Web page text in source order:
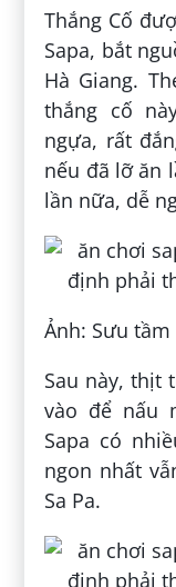
Thắng Cố
Sapa, bắt
Hà Giang.
thắng cố
ngựa, rất
nếu đã lỡ ăn
lần nữa, dễ
Ảnh: Sưu tầm
Sau này, thịt
vào để nấu
Sapa có
ngon nhất
Sa Pa.